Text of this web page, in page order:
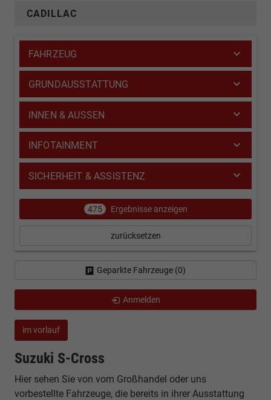
im vorlauf
Suzuki S-Cross
Hier sehen Sie von vom Großhandel oder uns
vorbestellte Fahrzeuge, die bereits in ihrer Ausstattung
CADILLAC
FAHRZEUG
GRUNDAUSSTATTUNG
INNEN & AUSSEN
INFOTAINMENT
SICHERHEIT & ASSISTENZ
475 Ergebnisse anzeigen
zurücksetzen
Geparkte Fahrzeuge (0)
Anmelden